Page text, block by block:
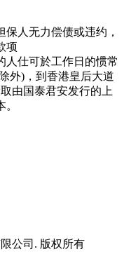
人无力偿债或违约，
项
人仕可於工作日的惯常
外)，到香港皇后大道
由国泰君安发行的上
公司. 版权所有